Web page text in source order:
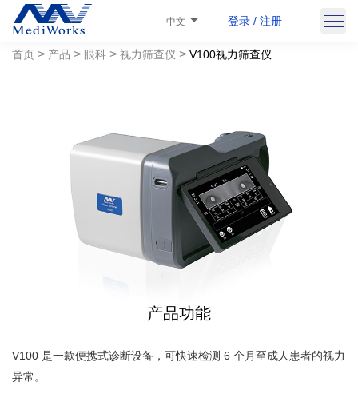
中文 登录 / 注册
首页 > 产品 > 眼科 > 视力筛查仪 > V100视力筛查仪
产品功能
V100 是一款便携式诊断设备，可快速检测 6 个月至成人患者的视力
异常。